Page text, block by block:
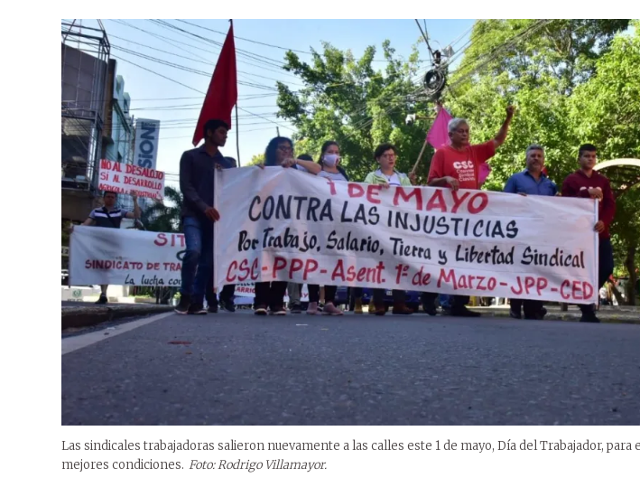
Las sindicales trabajadoras salieron nuevamente a las calles este 1 de mayo, Día del Trabajador, para
mejores condiciones. Foto: Rodrigo Villamayor.